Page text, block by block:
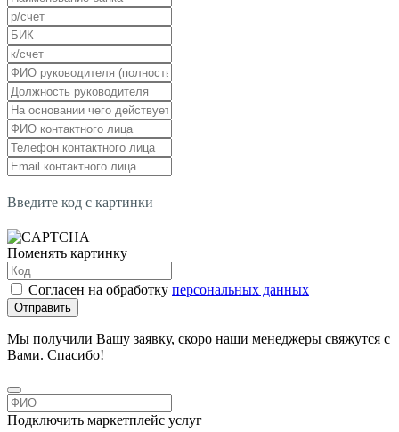
Введите код с картинки
Поменять картинку
Согласен на обработку персональных данных
Отправить
Мы получили Вашу заявку, скоро наши менеджеры свяжутся с
Вами. Спасибо!
Подключить маркетплейс услуг